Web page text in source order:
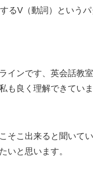
るV（動詞）という
インです、英会話教
も良く理解できていま
そこ出来ると聞いて
いと思います。